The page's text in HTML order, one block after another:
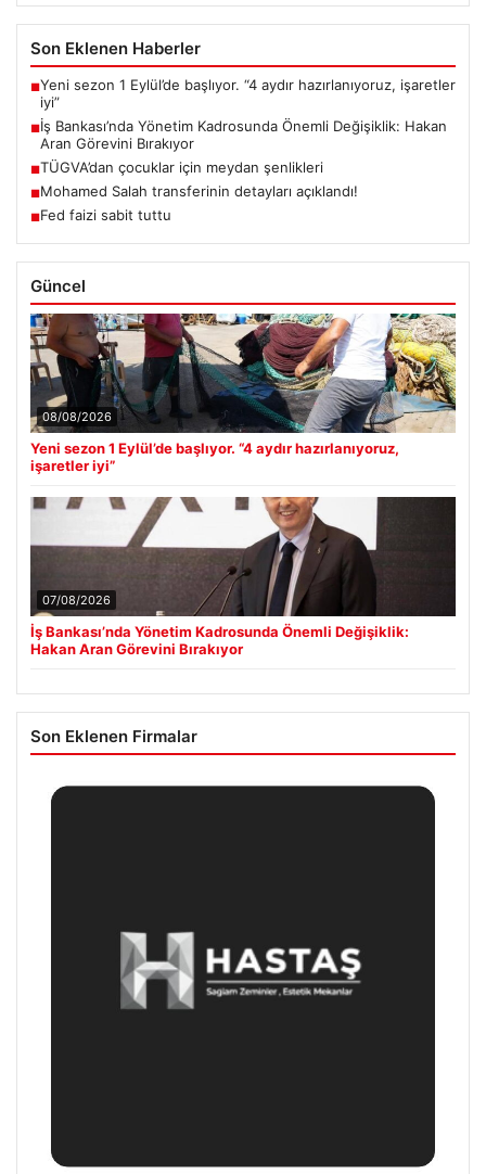
Son Eklenen Haberler
■Yeni sezon 1 Eylül’de başlıyor. “4 aydır hazırlanıyoruz, işaretler
iyi”
■İş Bankası’nda Yönetim Kadrosunda Önemli Değişiklik: Hakan
Aran Görevini Bırakıyor
■TÜGVA’dan çocuklar için meydan şenlikleri
■Mohamed Salah transferinin detayları açıklandı!
■Fed faizi sabit tuttu
Güncel
08/08/2026
Yeni sezon 1 Eylül’de başlıyor. “4 aydır hazırlanıyoruz,
işaretler iyi”
07/08/2026
İş Bankası’nda Yönetim Kadrosunda Önemli Değişiklik:
Hakan Aran Görevini Bırakıyor
Son Eklenen Firmalar